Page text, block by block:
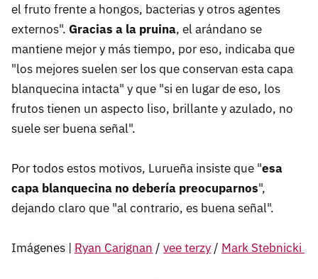
el fruto frente a hongos, bacterias y otros agentes
externos". Gracias a la pruina, el arándano se
mantiene mejor y más tiempo, por eso, indicaba que
"los mejores suelen ser los que conservan esta capa
blanquecina intacta" y que "si en lugar de eso, los
frutos tienen un aspecto liso, brillante y azulado, no
suele ser buena señal".
Por todos estos motivos, Lurueña insiste que "esa
capa blanquecina no debería preocuparnos",
dejando claro que "al contrario, es buena señal".
Imágenes | Ryan Carignan / vee terzy / Mark Stebnicki